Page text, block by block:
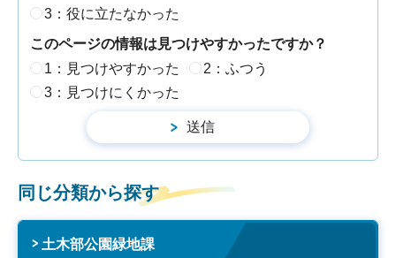
3：役に立たなかった
このページの情報は見つけやすかったですか？
1：見つけやすかった
2：ふつう
3：見つけにくかった
同じ分類から探す
土木部公園緑地課